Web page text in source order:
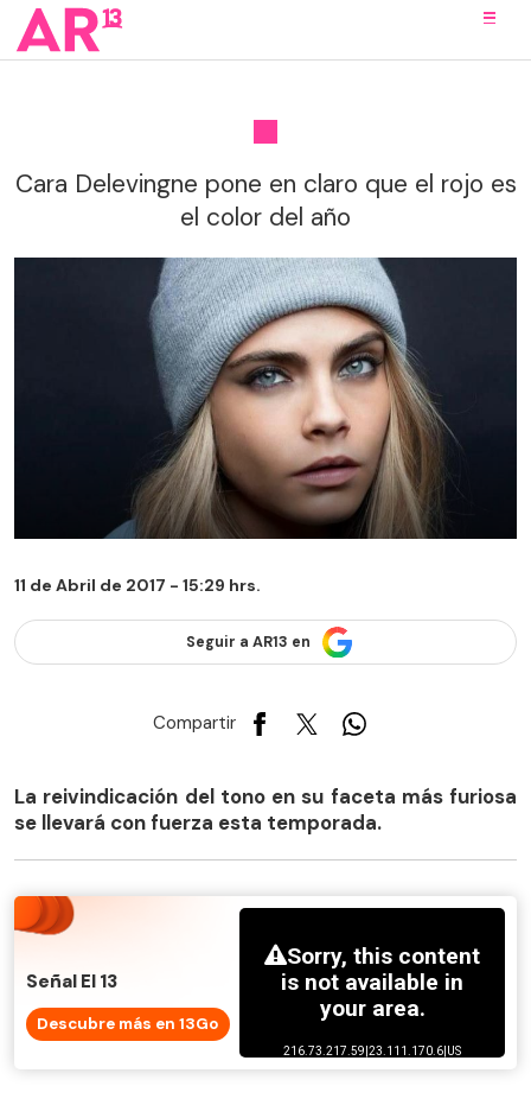
Cara Delevingne pone en claro que el rojo es
el color del año
11 de Abril de 2017 - 15:29 hrs.
Seguir a AR13 en
Compartir
La reivindicación del tono en su faceta más furiosa
se llevará con fuerza esta temporada.
Señal El 13
Descubre más en 13Go